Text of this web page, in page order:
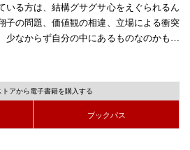
いる方は、結構グサグサ心をえぐられるん
子の問題、価値観の相違、立場による衝突
少なからず自分の中にあるものなのかも…
アから電子書籍を購入する
ブックパス